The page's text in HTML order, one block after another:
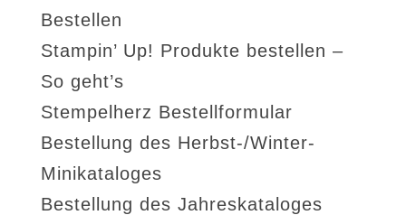
Bestellen
Stampin’ Up! Produkte bestellen –
So geht’s
Stempelherz Bestellformular
Bestellung des Herbst-/Winter-
Minikataloges
Bestellung des Jahreskataloges